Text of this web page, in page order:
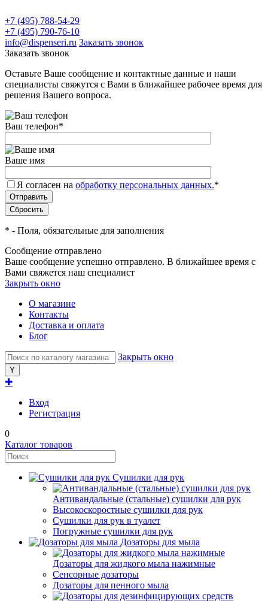
+7 (495) 788-54-29
+7 (495) 790-76-10
info@dispenseri.ru Заказать звонок
Заказать звонок
Оставьте Ваше сообщение и контактные данные и наши
специалисты свяжутся с Вами в ближайшее рабочее время для
решения Вашего вопроса.
Ваш телефон*
Ваше имя
Я согласен на обработку персональных данных.*
* - Поля, обязательные для заполнения
Сообщение отправлено
Ваше сообщение успешно отправлено. В ближайшее время с
Вами свяжется наш специалист
Закрыть окно
О магазине
Контакты
Доставка и оплата
Блог
Закрыть окно
✚
Вход
Регистрация
0
Каталог товаров
Сушилки для рук
Антивандальные (стальные) сушилки для рук
Высокоскоростные сушилки для рук
Сушилки для рук в туалет
Погружные сушилки для рук
Дозаторы для мыла
Дозаторы для жидкого мыла нажимные
Сенсорные дозаторы
Дозаторы для пенного мыла